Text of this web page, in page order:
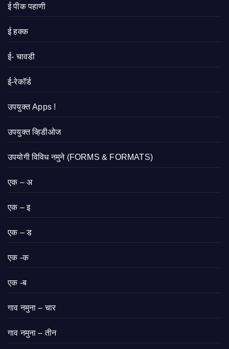
ई पीक पहाणी
ई हक्क
ई- चावडी
ई-रेकॉर्ड
उपयुक्त Apps !
उपयुक्त व्हिडीओज
उपयोगी विविध नमुने (FORMS & FORMATS)
एक – अ
एक – इ
एक – ड
एक -क
एक -ब
गाव नमुना – चार
गाव नमुना – तीन